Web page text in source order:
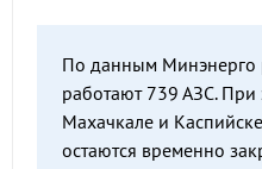
По данным Минэнерго
работают 739 АЗС. При
Махачкале и
остаются временно